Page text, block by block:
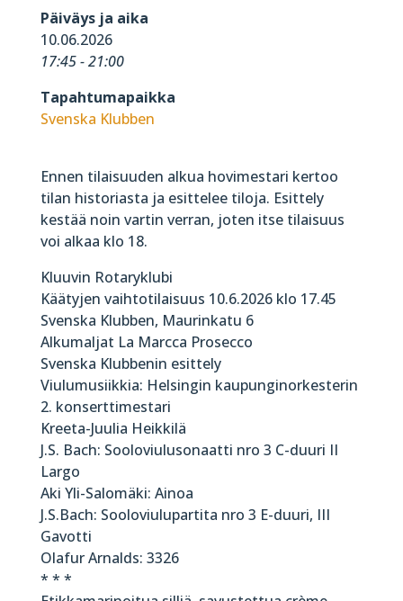
Päiväys ja aika
10.06.2026
17:45 - 21:00
Tapahtumapaikka
Svenska Klubben
Ennen tilaisuuden alkua hovimestari kertoo
tilan historiasta ja esittelee tiloja. Esittely
kestää noin vartin verran, joten itse tilaisuus
voi alkaa klo 18.
Kluuvin Rotaryklubi
Käätyjen vaihtotilaisuus 10.6.2026 klo 17.45
Svenska Klubben, Maurinkatu 6
Alkumaljat La Marcca Prosecco
Svenska Klubbenin esittely
Viulumusiikkia: Helsingin kaupunginorkesterin
2. konserttimestari
Kreeta-Juulia Heikkilä
J.S. Bach: Sooloviulusonaatti nro 3 C-duuri II
Largo
Aki Yli-Salomäki: Ainoa
J.S.Bach: Sooloviulupartita nro 3 E-duuri, III
Gavotti
Olafur Arnalds: 3326
* * *